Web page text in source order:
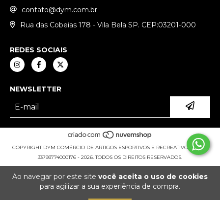
Ao navegar por este site você aceita o uso de cookies
para agilizar a sua experiência de compra.
contato@dym.com.br
Rua das Cobeias 178 - Vila Bela SP. CEP:03201-000
REDES SOCIAIS
NEWSLETTER
COPYRIGHT DYM COMÉRCIO DE ARTIGOS ESPORTIVOS E RECREATIVOS LTDA -
33793774000176 - 2026. TODOS OS DIREITOS RESERVADOS.